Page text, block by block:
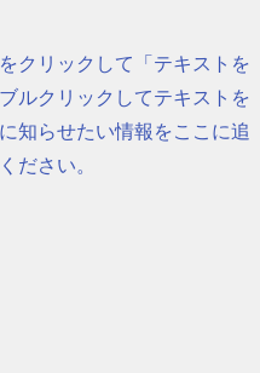
クリックして「テキストを
ルクリックしてテキストを
知らせたい情報をここに追
ださい。